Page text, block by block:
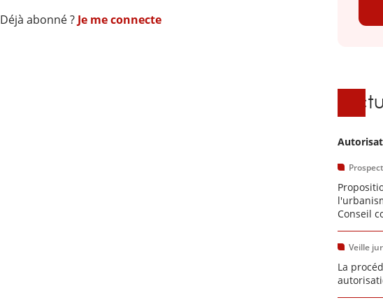
Déjà abonné ? Je me connecte
Conseil
Veille
La